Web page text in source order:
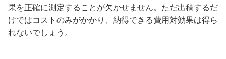
果を正確に測定することが欠かせません。ただ出稿するだ
けではコストのみがかかり、納得できる費用対効果は得ら
れないでしょう。